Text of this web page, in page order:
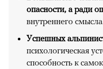
опасности, а ради
внутреннего
Успешных
психологическая
способность к